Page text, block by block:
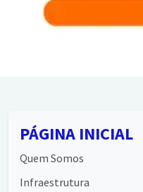
PÁGINA INICIAL
Quem Somos
Infraestrutura